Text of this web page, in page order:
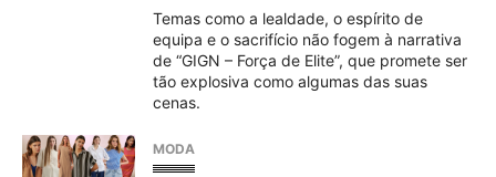
Temas como a lealdade, o espírito de
equipa e o sacrifício não fogem à narrativa
de “GIGN – Força de Elite”, que promete ser
tão explosiva como algumas das suas
cenas.
MODA